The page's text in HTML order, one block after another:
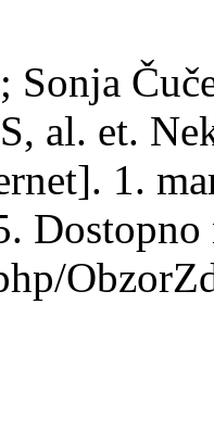
Sonja
al. et.
1.